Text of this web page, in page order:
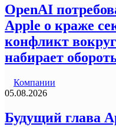
OpenAI
Apple о краже
конфликт
набирает
Компании
05.08.2026
Будущий глава